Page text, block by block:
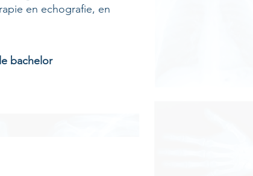
en echografie, en
bachelor